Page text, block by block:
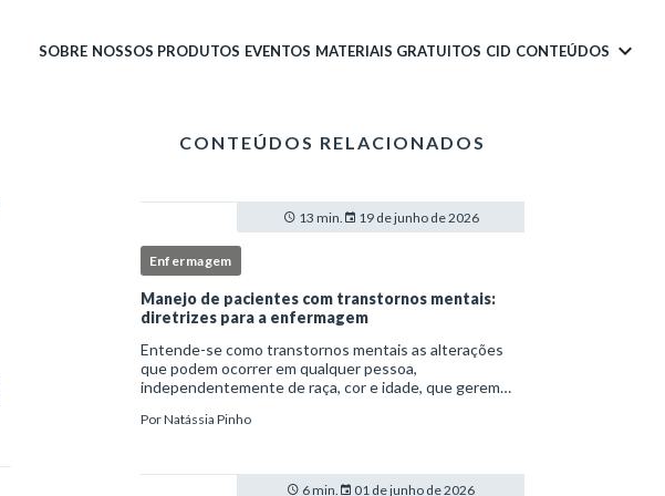
SOBRE NOSSOS PRODUTOS EVENTOS MATERIAIS GRATUITOS CID CONTEÚDOS
CONTEÚDOS RELACIONADOS
13 min. 19 de junho de 2026
Enfermagem
Manejo de pacientes com transtornos mentais:
diretrizes para a enfermagem
Entende-se como transtornos mentais as alterações
que podem ocorrer em qualquer pessoa,
independentemente de raça, cor e idade, que gerem
do indivíduo.Por isso, os transtornos psiquiátricos rep
PorNatássia Pinho
6 min. 01 de junho de 2026